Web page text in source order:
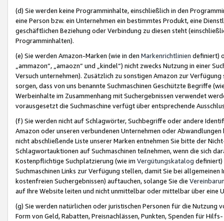
(d) Sie werden keine Programminhalte, einschließlich in den
eine Person bzw. ein Unternehmen ein bestimmtes Produkt, eine
geschäftlichen Beziehung oder Verbindung zu diesen steht
Programminhalten).
(e) Sie werden Amazon-Marken (wie in den Markenrichtlinien definiert)
„ammazon“, „amaozn“ und „kindel“) nicht zwecks Nutzung in einer
Versuch unternehmen). Zusätzlich zu sonstigen Amazon zur
sorgen, dass von uns benannte Suchmaschinen Geschützte Begriffe
Werbeinhalte im Zusammenhang mit Suchergebnissen verwendet
vorausgesetzt die Suchmaschine verfügt über entsprechende
(f) Sie werden nicht auf Schlagwörter, Suchbegriffe oder andere
Amazon oder unseren verbundenen Unternehmen oder
nicht abschließende Liste unserer Marken entnehmen Sie bitte der
Schlagwortauktionen auf Suchmaschinen teilnehmen, wenn die sich
Kostenpflichtige Suchplatzierung (wie im Vergütungskatalog definiert)
Suchmaschinen Links zur Verfügung stellen, damit Sie bei
kostenfreien Suchergebnissen) auftauchen, solange Sie die
auf Ihre Website leiten und nicht unmittelbar oder mittelbar über eine
(g) Sie werden natürlichen oder juristischen Personen für die Nutzung
Form von Geld, Rabatten, Preisnachlässen, Punkten, Spenden für